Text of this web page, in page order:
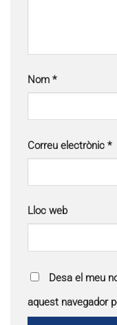
Nom *
Correu electrònic *
Lloc web
Desa el meu
aquest navegador